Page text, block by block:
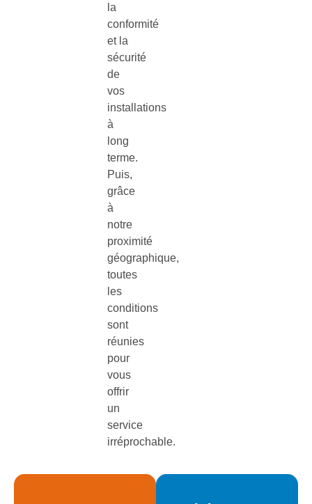
la
conformité
et la
sécurité
de
vos
installations
à
long
terme.
Puis,
grâce
à
notre
proximité
géographique,
toutes
les
conditions
sont
réunies
pour
vous
offrir
un
service
irréprochable.